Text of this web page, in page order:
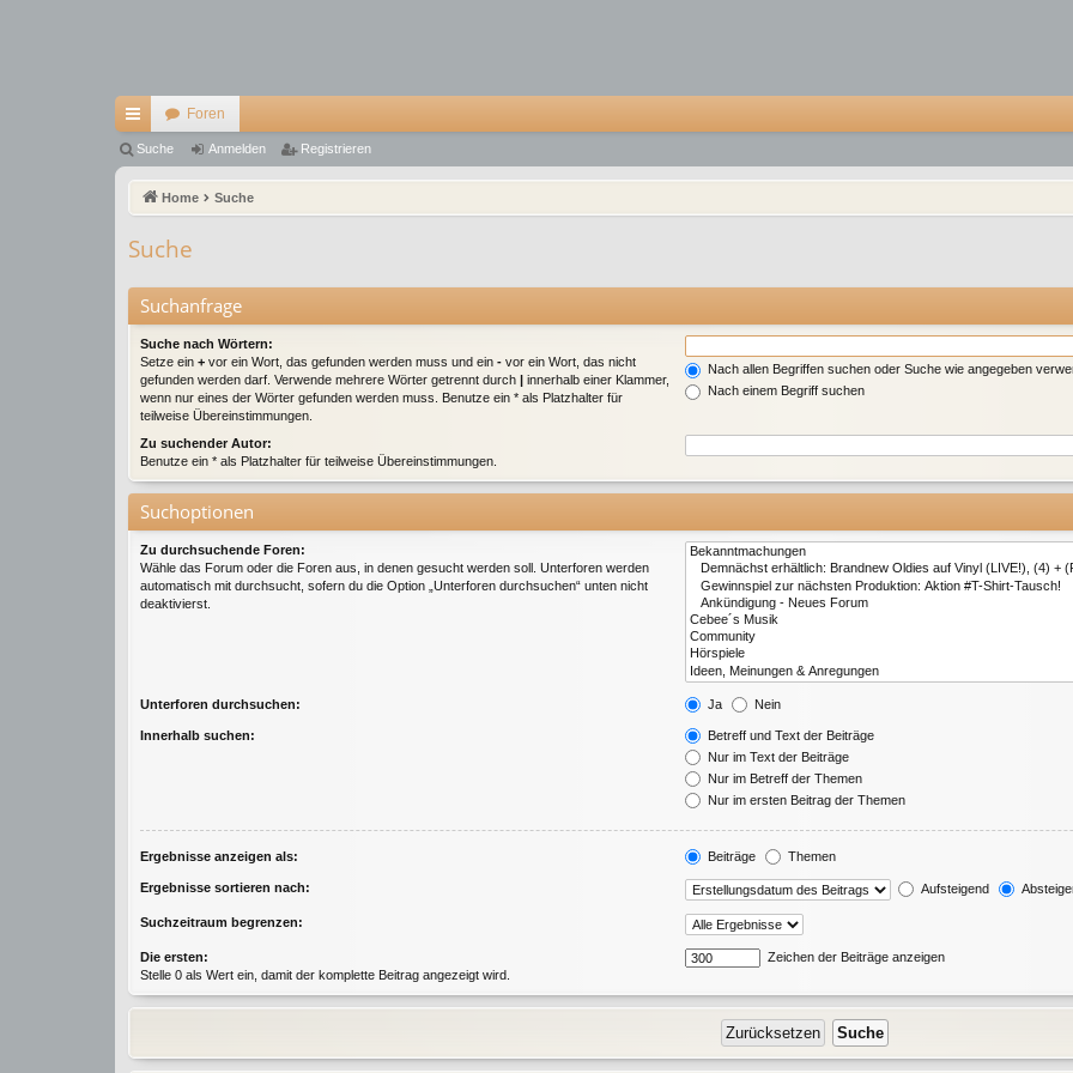
ch
ne
ug
riff
Foren
Suche Anmelden Registrieren
Home Suche
Suche
Suchanfrage
Suche nach Wörtern:
Setze ein + vor ein Wort, das gefunden werden muss und ein - vor ein Wort, das nicht
gefunden werden darf. Verwende mehrere Wörter getrennt durch | innerhalb einer Klammer,
wenn nur eines der Wörter gefunden werden muss. Benutze ein * als Platzhalter für
teilweise Übereinstimmungen.
Nach allen Begriffen suchen oder Suche wie angegeben
Nach einem Begriff suchen
Zu suchender Autor:
Benutze ein * als Platzhalter für teilweise Übereinstimmungen.
Suchoptionen
Zu durchsuchende Foren:
Wähle das Forum oder die Foren aus, in denen gesucht werden soll. Unterforen werden
automatisch mit durchsucht, sofern du die Option „Unterforen durchsuchen“ unten nicht
deaktivierst.
Unterforen durchsuchen: Ja Nein
Innerhalb suchen:
Betreff und Text der Beiträge
Nur im Text der Beiträge
Nur im Betreff der Themen
Nur im ersten Beitrag der Themen
Ergebnisse anzeigen als: Beiträge Themen
Ergebnisse sortieren nach: Aufsteigend
Suchzeitraum begrenzen:
Die ersten:
Stelle 0 als Wert ein, damit der komplette Beitrag angezeigt wird.
Zeichen der Beiträge anzeigen